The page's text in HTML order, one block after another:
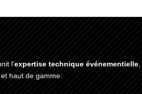
l’expertise technique événementielle
haut de gamme.